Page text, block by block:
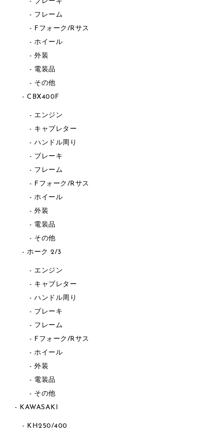
フレーム
Fフォーク/Rサス
ホイール
外装
電装品
その他
CBX400F
エンジン
キャブレター
ハンドル周り
ブレーキ
フレーム
Fフォーク/Rサス
ホイール
外装
電装品
その他
ホーク 2/3
エンジン
キャブレター
ハンドル周り
ブレーキ
フレーム
Fフォーク/Rサス
ホイール
外装
電装品
その他
KAWASAKI
KH250/400